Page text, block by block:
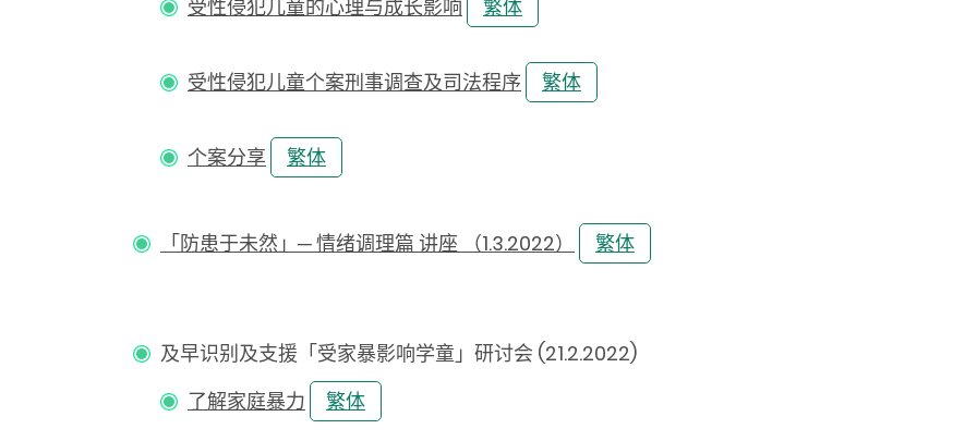
受性侵犯儿童的心理与成长影响 繁体
受性侵犯儿童个案刑事调查及司法程序 繁体
个案分享 繁体
「防患于未然」─ 情绪调理篇 讲座 （1.3.2022） 繁体
及早识别及支援「受家暴影响学童」研讨会 (21.2.2022)
了解家庭暴力
繁体